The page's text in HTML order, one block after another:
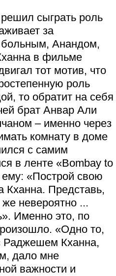
сыграть роль
за
Анандом,
в фильме
тот мотив, что
роль
то обратит на себя
брат Анвар Али
– именно через
комнату в доме
с самим
в ленте «Bombay to
«Построй свою
Кханна. Представь,
же невероятно ...
Именно это, по
«Одно то,
Раджешем Кханна,
дало мне
важности и